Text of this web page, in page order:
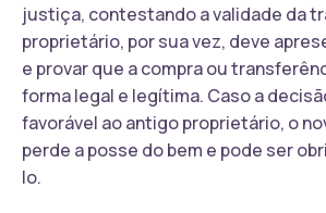
justiça, contestando a validade da
proprietário, por sua vez, deve
e provar que a compra ou
forma legal e legítima. Caso a
favorável ao antigo proprietário, o
perde a posse do bem e pode ser
lo.